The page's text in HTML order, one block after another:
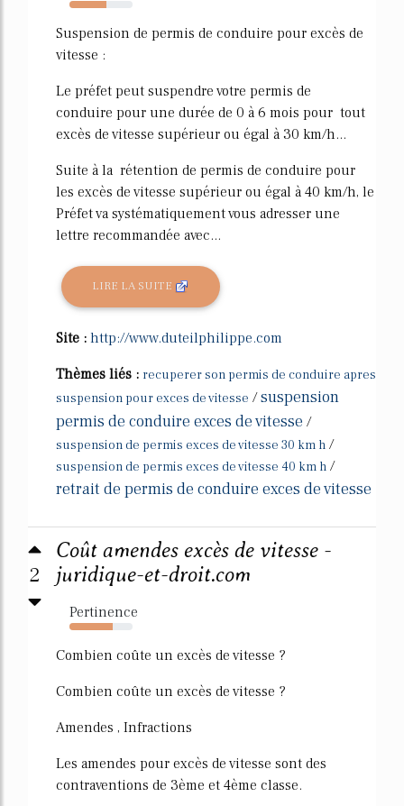
58%
Suspension de permis de conduire pour excès de
vitesse :
Le préfet peut suspendre votre permis de
conduire pour une durée de 0 à 6 mois pour tout
excès de vitesse supérieur ou égal à 30 km/h...
Suite à la rétention de permis de conduire pour
les excès de vitesse supérieur ou égal à 40 km/h, le
Préfet va systématiquement vous adresser une
lettre recommandée avec...
LIRE LA SUITE
Site : http://www.duteilphilippe.com
Thèmes liés : recuperer son permis de conduire apres
suspension pour exces de vitesse /suspension
permis de conduire exces de vitesse /
suspension de permis exces de vitesse 30 km h /
suspension de permis exces de vitesse 40 km h /
retrait de permis de conduire exces de vitesse
2
Coût amendes excès de vitesse -
juridique-et-droit.com
Pertinence
68%
Combien coûte un excès de vitesse ?
Combien coûte un excès de vitesse ?
Amendes , Infractions
Les amendes pour excès de vitesse sont des
contraventions de 3ème et 4ème classe.